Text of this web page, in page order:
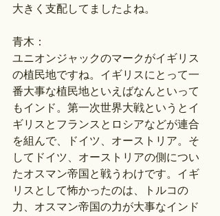
大きく支配してましたよね。
青木：
ユニオンジャックのマークがイギリス
の植民地ですね。イギリスにとって一
番大事な植民地といえばなんといって
もインド。第一次世界大戦というとイ
ギリスとフランスとロシアなどが連合
を組んで、ドイツ、オーストリア。そ
してドイツ、オーストリアの側につい
たオスマン帝国と戦うわけです。イギ
リスとして怖かったのは、トルコの
力、オスマン帝国の力が大事なインド